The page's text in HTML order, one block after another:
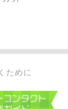
ために